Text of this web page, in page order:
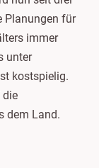
Planungen für
immer
unter
kostspielig.
die
dem Land.